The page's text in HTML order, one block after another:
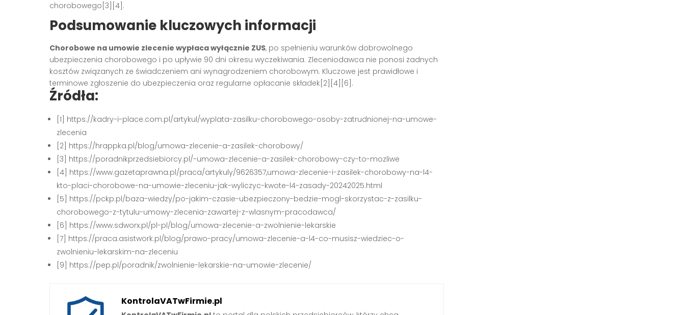
chorobowego[3][4].
Podsumowanie kluczowych informacji
Chorobowe na umowie zlecenie wypłaca wyłącznie ZUS, po spełnieniu warunków dobrowolnego
ubezpieczenia chorobowego i po upływie 90 dni okresu wyczekiwania. Zleceniodawca nie ponosi żadnych
kosztów związanych ze świadczeniem ani wynagrodzeniem chorobowym. Kluczowe jest prawidłowe i
terminowe zgłoszenie do ubezpieczenia oraz regularne opłacanie składek[2][4][6].
Źródła:
[1] https://kadry-i-place.com.pl/artykul/wyplata-zasilku-chorobowego-osoby-zatrudnionej-na-umowe-
zlecenia
[2] https://hrappka.pl/blog/umowa-zlecenie-a-zasilek-chorobowy/
[3] https://poradnikprzedsiebiorcy.pl/-umowa-zlecenie-a-zasilek-chorobowy-czy-to-mozliwe
[4] https://www.gazetaprawna.pl/praca/artykuly/9626357,umowa-zlecenie-i-zasilek-chorobowy-na-l4-
kto-placi-chorobowe-na-umowie-zleceniu-jak-wyliczyc-kwote-l4-zasady-20242025.html
[5] https://pckp.pl/baza-wiedzy/po-jakim-czasie-ubezpieczony-bedzie-mogl-skorzystac-z-zasilku-
chorobowego-z-tytulu-umowy-zlecenia-zawartej-z-wlasnym-pracodawca/
[6] https://www.sdworx.pl/pl-pl/blog/umowa-zlecenie-a-zwolnienie-lekarskie
[7] https://praca.asistwork.pl/blog/prawo-pracy/umowa-zlecenie-a-l4-co-musisz-wiedziec-o-
zwolnieniu-lekarskim-na-zleceniu
[9] https://pep.pl/poradnik/zwolnienie-lekarskie-na-umowie-zlecenie/
KontrolaVATwFirmie.pl